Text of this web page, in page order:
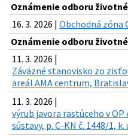
Oznámenie odboru
16. 3. 2026 | Obchodná zóna
Oznámenie odboru
11. 3. 2026 |
Záväzné stanovisko zo
areál AMA centrum,
11. 3. 2026 |
výrub javora rastúceho v
sústavy, p. C-KN č. 1448/1, k.